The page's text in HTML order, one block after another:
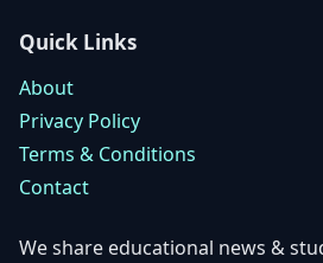
Quick Links
About
Privacy Policy
Terms & Conditions
Contact
We share educational news &